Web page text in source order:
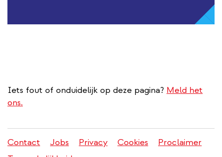
Iets fout of onduidelijk op deze pagina? Meld het
ons.
Juridisch
Contact Jobs Privacy Cookies
Proclaimer